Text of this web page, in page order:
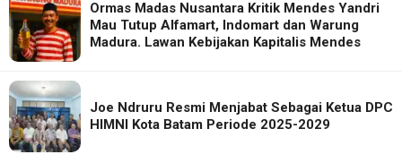
Ormas Madas Nusantara Kritik Mendes Yandri
Mau Tutup Alfamart, Indomart dan Warung
Madura. Lawan Kebijakan Kapitalis Mendes
Joe Ndruru Resmi Menjabat Sebagai Ketua DPC
HIMNI Kota Batam Periode 2025-2029